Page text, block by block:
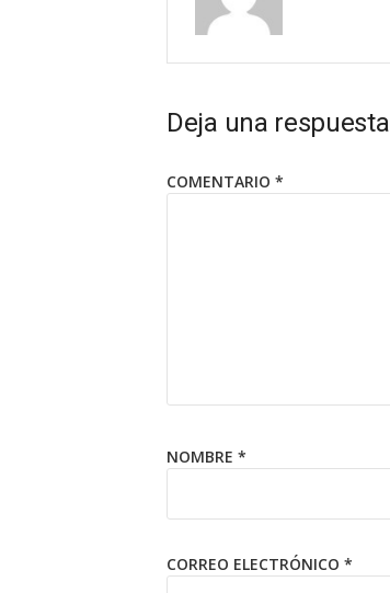
Deja una respuesta
COMENTARIO *
NOMBRE *
CORREO ELECTRÓNICO *